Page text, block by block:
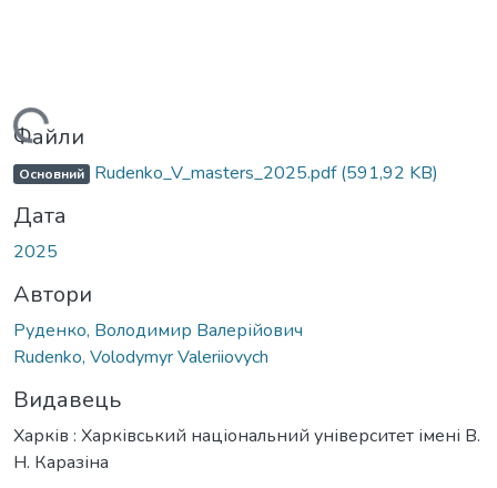
Файли
Основний Rudenko_V_masters_2025.pdf(591,92 KB)
Дата
2025
Автори
Руденко, Володимир Валерійович
Rudenko, Volodymyr Valeriiovych
Видавець
Харків : Харківський національний університет імені В.
Н. Каразіна